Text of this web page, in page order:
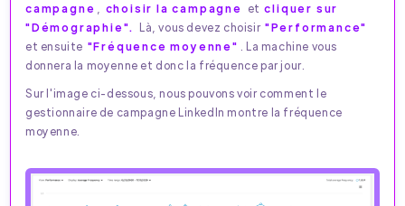
campagne
choisir la campagne et cliquer sur
"Démographie".
Là, vous devez choisir "Performance"
et ensuite "Fréquence moyenne"
. La machine vous
donnera la moyenne et donc la fréquence par jour.
Sur l'image ci-dessous, nous pouvons voir comment le
gestionnaire de campagne LinkedIn montre la fréquence
moyenne.